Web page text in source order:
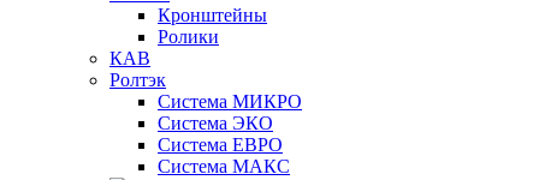
Кронштейны
Ролики
КАВ
Ролтэк
Система МИКРО
Система ЭКО
Система ЕВРО
Система МАКС